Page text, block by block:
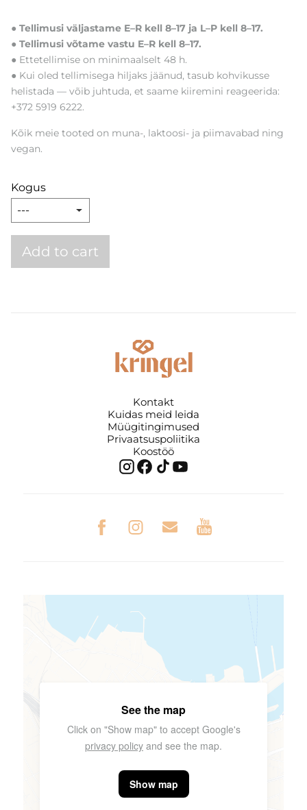
● Tellimusi väljastame E–R kell 8–17 ja L–P kell 8–17.
● Tellimusi võtame vastu E–R kell 8–17.
● Ettetellimise on minimaalselt 48 h.
● Kui oled tellimisega hiljaks jäänud, tasub kohvikusse
helistada — võib juhtuda, et saame kiiremini reageerida:
+372 5919 6222.
Kõik meie tooted on muna-, laktoosi- ja piimavabad ning
vegan.
Kogus
Add to cart
Kontakt
Kuidas meid leida
Müügitingimused
Privaatsuspoliitika
Koostöö
See the map
Click on "Show map" to accept Google's
privacy policy and see the map.
Show map